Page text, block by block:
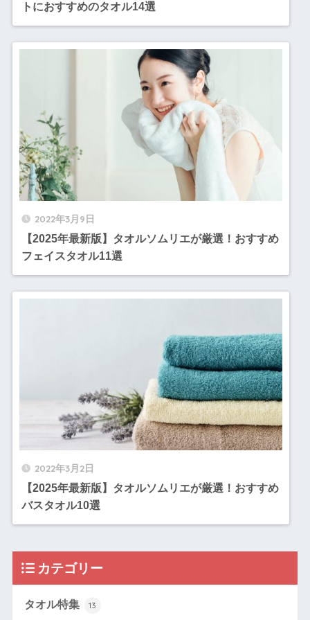
トにおすすめのタオル14選
2022年3月9日
【2025年最新版】タオルソムリエが厳選！おすすめ
フェイスタオル11選
2022年3月2日
【2025年最新版】タオルソムリエが厳選！おすすめ
バスタオル10選
カテゴリー
タオル特集 13